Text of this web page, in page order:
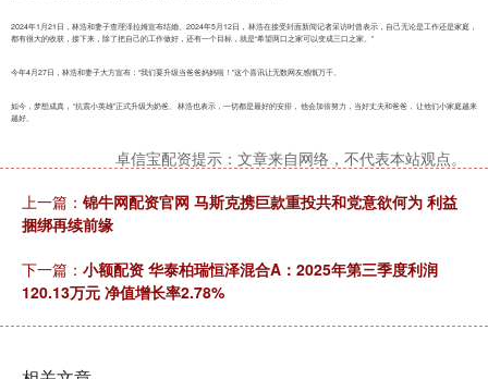
2024年1月21日，林浩和妻子查理泽拉姆宣布结婚。2024年5月12日，林浩在接受封面新闻记者采访时曾表示，自己无论是工作还是家庭，
都有很大的收获，接下来，除了把自己的工作做好，还有一个目标，就是“希望两口之家可以变成三口之家。”
今年4月27日，林浩和妻子大方宣布：“我们要升级当爸爸妈妈啦！”这个喜讯让无数网友感慨万千。
如今，梦想成真，“抗震小英雄”正式升级为奶爸。林浩也表示，一切都是最好的安排，他会加倍努力，当好丈夫和爸爸，让他们小家庭越来
越好。
卓信宝配资提示：文章来自网络，不代表本站观点。
上一篇： 锦牛网配资官网 马斯克携巨款重投共和党意欲何为 利益
捆绑再续前缘
下一篇： 小额配资 华泰柏瑞恒泽混合A：2025年第三季度利润
120.13万元 净值增长率2.78%